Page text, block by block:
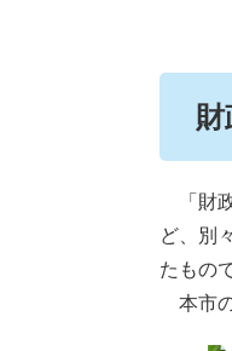
財
「財
ど、別
たもの
本市